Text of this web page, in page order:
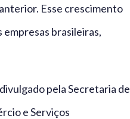
Esse crescimento
brasileiras,
pela Secretaria de
e Serviços